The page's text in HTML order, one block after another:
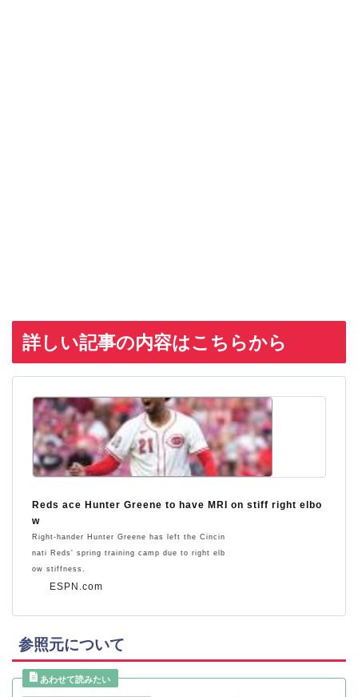
詳しい記事の内容はこちらから
ESPN.com
Reds ace Hunter Greene to have MRI on stiff right elbo
w
Right-hander Hunter Greene has left the Cincin
nati Reds' spring training camp due to right elb
ow stiffness.
参照元について